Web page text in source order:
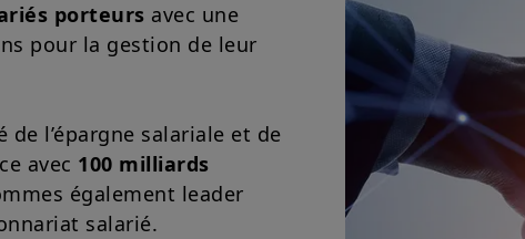
porteurs avec une
pour la gestion de leur
l’épargne salariale et de
avec 100 milliards
également leader
salarié.